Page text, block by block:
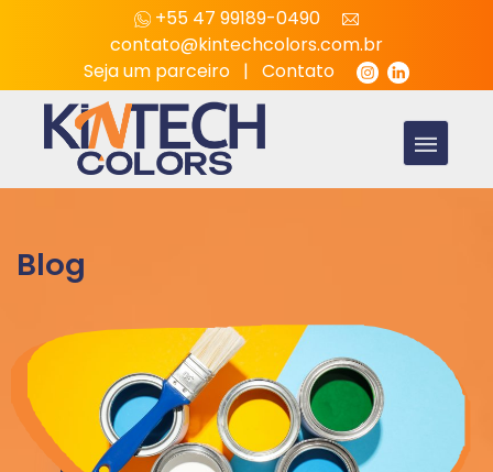
+55 47 99189-0490
contato@kintechcolors.com.br
Seja um parceiro | Contato
Blog